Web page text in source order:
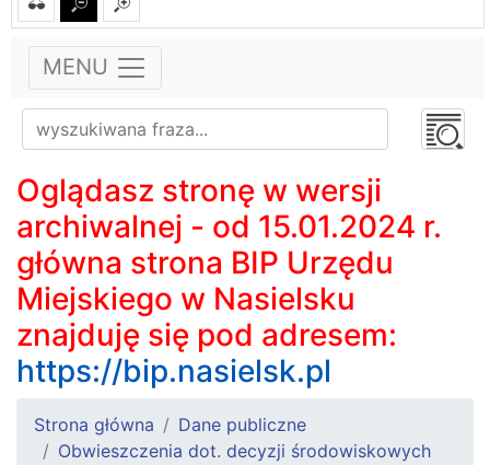
MENU
Oglądasz stronę w wersji
archiwalnej - od 15.01.2024 r.
główna strona BIP Urzędu
Miejskiego w Nasielsku
znajduję się pod adresem:
https://bip.nasielsk.pl
Strona główna
Dane publiczne
Obwieszczenia dot. decyzji środowiskowych